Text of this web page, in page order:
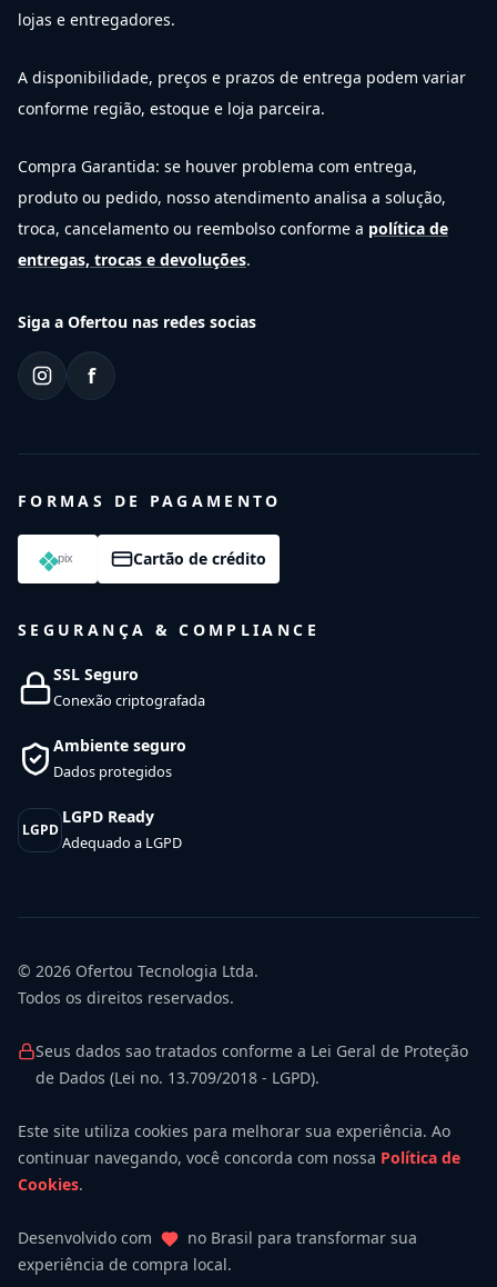
lojas e entregadores.
A disponibilidade, preços e prazos de entrega podem variar
conforme região, estoque e loja parceira.
Compra Garantida: se houver problema com entrega,
produto ou pedido, nosso atendimento analisa a solução,
troca, cancelamento ou reembolso conforme a política de
entregas, trocas e devoluções.
Siga a Ofertou nas redes socias
f
FORMAS DE PAGAMENTO
Cartão de crédito
SEGURANÇA & COMPLIANCE
SSL Seguro
Conexão criptografada
Ambiente seguro
Dados protegidos
LGPD
LGPD Ready
Adequado a LGPD
© 2026 Ofertou Tecnologia Ltda.
Todos os direitos reservados.
Seus dados sao tratados conforme a Lei Geral de Proteção
de Dados (Lei no. 13.709/2018 - LGPD).
Este site utiliza cookies para melhorar sua experiência. Ao
continuar navegando, você concorda com nossa Política de
Cookies.
Desenvolvido com
no Brasil para transformar sua
experiência de compra local.